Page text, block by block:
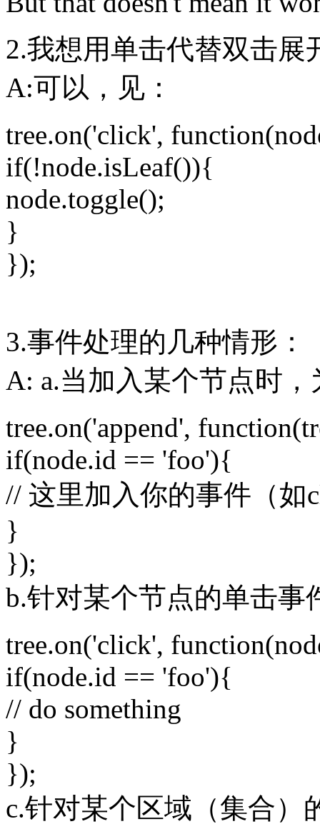
2.我想用单击代替双击展
A:可以，见：
tree.on('click',
if(!node.isLeaf()){
node.toggle();
}
});
3.事件处理的几种情形：
A: a.当加入某个节点时
tree.on('append',
if(node.id == 'foo'){
// 这里加入你的事件（如
}
});
b.针对某个节点的单击事
tree.on('click',
if(node.id == 'foo'){
// do something
}
});
c.针对某个区域（集合）